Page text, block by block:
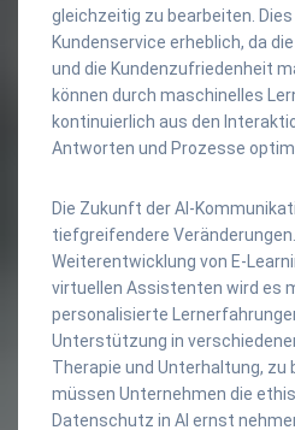
gleichzeitig zu bearbeiten.
Kundenservice erheblich, da
und die Kundenzufriedenheit
können durch maschinelles
kontinuierlich aus den
Antworten und Prozesse
Die Zukunft der AI-
tiefgreifendere
Weiterentwicklung von E-
virtuellen Assistenten wird es
personalisierte
Unterstützung in
Therapie und Unterhaltung, zu
müssen Unternehmen die
Datenschutz in AI ernst